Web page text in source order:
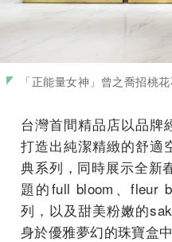
「正能量女神」曾之喬招桃
台灣首間精品店以品牌
打造出純潔精緻的舒適
典系列，同時展示全新
題的full bloom、fleur
列，以及甜美粉嫩的
身於優雅夢幻的珠寶盒中